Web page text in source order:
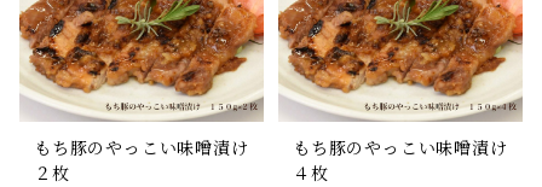
もち豚のやっこい味噌漬け
２枚
もち豚のやっこい味噌漬け
４枚